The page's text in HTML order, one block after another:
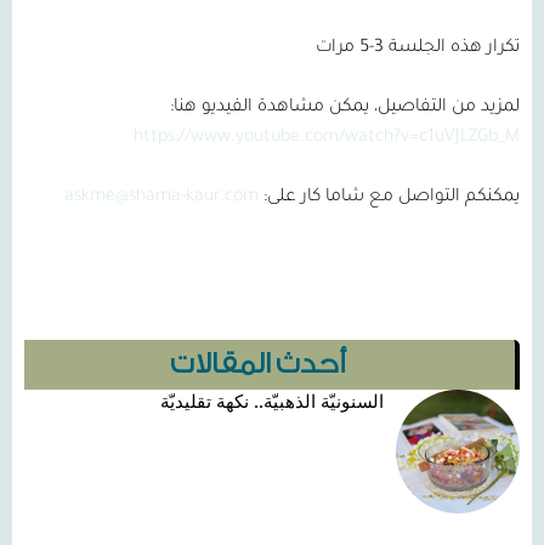
أحدث المقالات
السنونيّة الذهبيّة.. نكهة تقليديّة
تكرار هذه الجلسة 3-5 مرات
لمزيد من التفاصيل، يمكن مشاهدة الفيديو هنا:
https://www.youtube.com/watch?v=c1uVJLZGb_M
يمكنكم التواصل مع شاما كار على: askme@shama-kaur.com